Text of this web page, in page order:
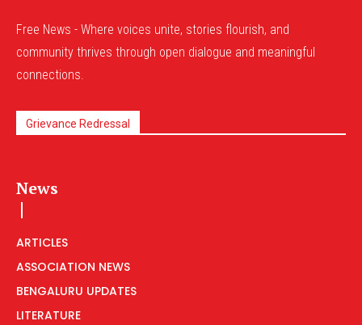
Free News - Where voices unite, stories flourish, and
community thrives through open dialogue and meaningful
connections.
Grievance Redressal
News
ARTICLES
ASSOCIATION NEWS
BENGALURU UPDATES
LITERATURE